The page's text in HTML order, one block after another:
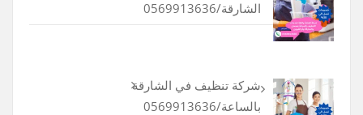
الشارقة/0569913636
شركة تنظيف في الشارقة
بالساعة/0569913636